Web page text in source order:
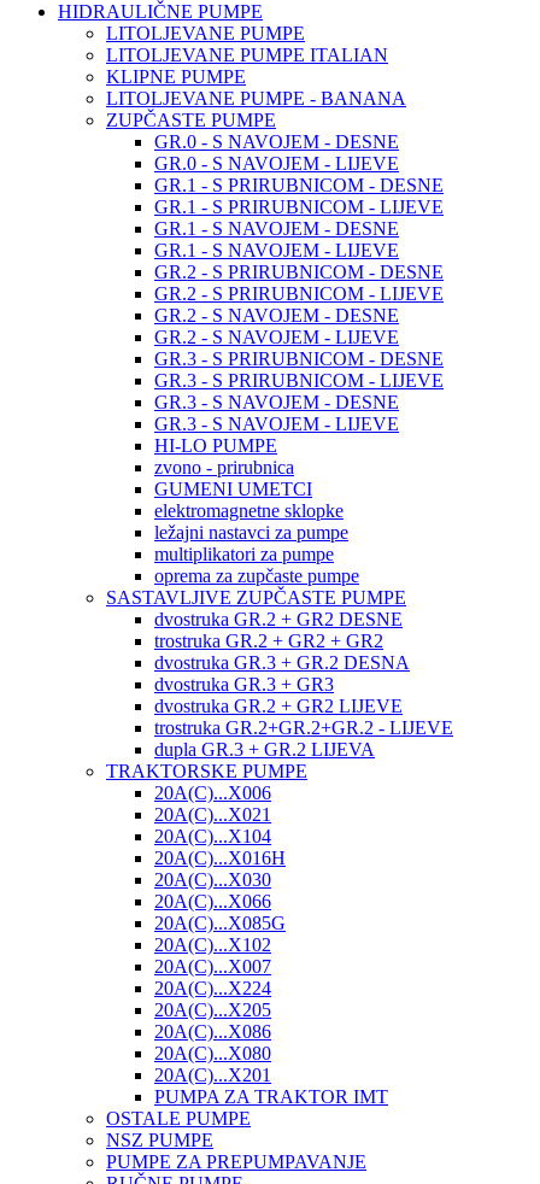
HIDRAULIČNE PUMPE
LITOLJEVANE PUMPE
LITOLJEVANE PUMPE ITALIAN
KLIPNE PUMPE
LITOLJEVANE PUMPE - BANANA
ZUPČASTE PUMPE
GR.0 - S NAVOJEM - DESNE
GR.0 - S NAVOJEM - LIJEVE
GR.1 - S PRIRUBNICOM - DESNE
GR.1 - S PRIRUBNICOM - LIJEVE
GR.1 - S NAVOJEM - DESNE
GR.1 - S NAVOJEM - LIJEVE
GR.2 - S PRIRUBNICOM - DESNE
GR.2 - S PRIRUBNICOM - LIJEVE
GR.2 - S NAVOJEM - DESNE
GR.2 - S NAVOJEM - LIJEVE
GR.3 - S PRIRUBNICOM - DESNE
GR.3 - S PRIRUBNICOM - LIJEVE
GR.3 - S NAVOJEM - DESNE
GR.3 - S NAVOJEM - LIJEVE
HI-LO PUMPE
zvono - prirubnica
GUMENI UMETCI
elektromagnetne sklopke
ležajni nastavci za pumpe
multiplikatori za pumpe
oprema za zupčaste pumpe
SASTAVLJIVE ZUPČASTE PUMPE
dvostruka GR.2 + GR2 DESNE
trostruka GR.2 + GR2 + GR2
dvostruka GR.3 + GR.2 DESNA
dvostruka GR.3 + GR3
dvostruka GR.2 + GR2 LIJEVE
trostruka GR.2+GR.2+GR.2 - LIJEVE
dupla GR.3 + GR.2 LIJEVA
TRAKTORSKE PUMPE
20A(C)...X006
20A(C)...X021
20A(C)...X104
20A(C)...X016H
20A(C)...X030
20A(C)...X066
20A(C)...X085G
20A(C)...X102
20A(C)...X007
20A(C)...X224
20A(C)...X205
20A(C)...X086
20A(C)...X080
20A(C)...X201
PUMPA ZA TRAKTOR IMT
OSTALE PUMPE
NSZ PUMPE
PUMPE ZA PREPUMPAVANJE